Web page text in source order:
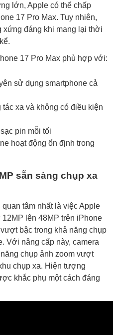
lớn, Apple có thể chấp
17 Pro Max. Tuy nhiên,
đáng khi mang lại thời
17 Pro Max phù hợp với:
sử dụng smartphone cả
xa và không có điều kiện
pin mỗi tối
hoạt động ổn định trong
sẵn sàng chụp xa
tâm nhất là việc Apple
lên 48MP trên iPhone
bậc trong khả năng chụp
Với nâng cấp này, camera
chụp ảnh zoom vượt
chụp xa. Hiện tượng
khắc phụ một cách đáng